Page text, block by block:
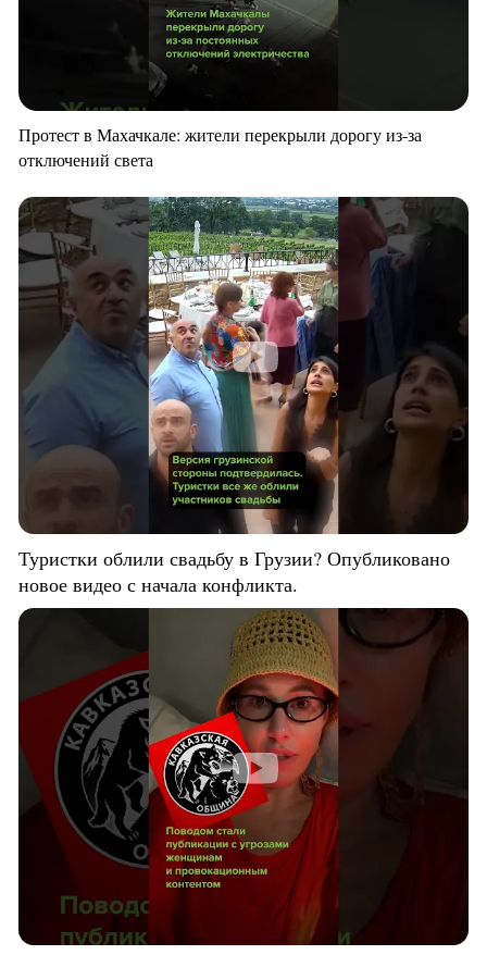
Протест в Махачкале: жители перекрыли дорогу из-за
отключений света
Туристки облили свадьбу в Грузии? Опубликовано
новое видео с начала конфликта.